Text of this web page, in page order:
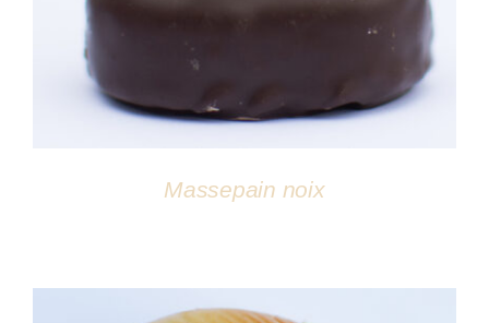
Massepain noix